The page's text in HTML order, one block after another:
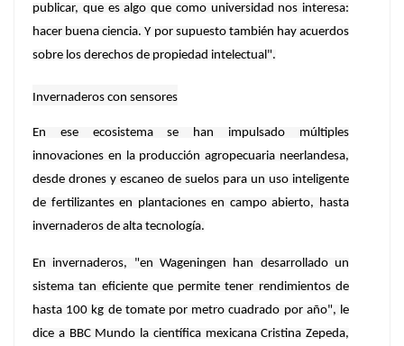
publicar, que es algo que como universidad nos interesa:
hacer buena ciencia. Y por supuesto también hay acuerdos
sobre los derechos de propiedad intelectual".
Invernaderos con sensores
En ese ecosistema se han impulsado múltiples
innovaciones en la producción agropecuaria neerlandesa,
desde drones y escaneo de suelos para un uso inteligente
de fertilizantes en plantaciones en campo abierto, hasta
invernaderos de alta tecnología.
En invernaderos, "en Wageningen han desarrollado un
sistema tan eficiente que permite tener rendimientos de
hasta 100 kg de tomate por metro cuadrado por año", le
dice a BBC Mundo la científica mexicana Cristina Zepeda,